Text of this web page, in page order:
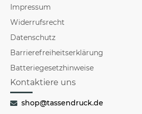
Impressum
Widerrufsrecht
Datenschutz
Barrierefreiheitserklärung
Batteriegesetzhinweise
Kontaktiere uns
shop@tassendruck.de